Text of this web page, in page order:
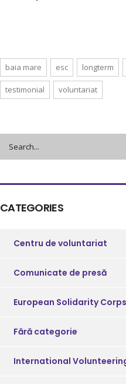
baia mare esc longterm
testimonial voluntariat
CATEGORIES
Centru de voluntariat
Comunicate de presă
European Solidarity
Fără categorie
International